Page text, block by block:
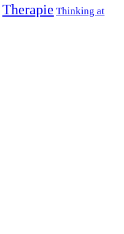
Therapie Thinking at